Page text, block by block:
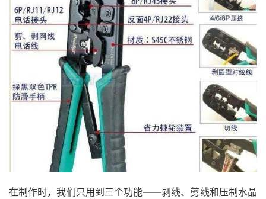
在制作时，我们只用到三个功能——剥线、剪线和压制水晶